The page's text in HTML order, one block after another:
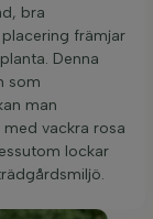
bra
främjar
Denna
som
man
vackra rosa
lockar